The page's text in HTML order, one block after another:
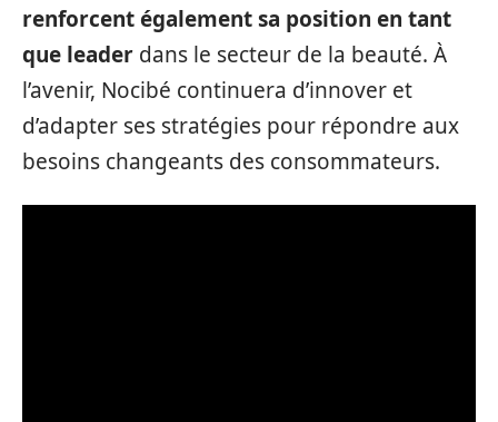
renforcent également sa position en tant
que leader dans le secteur de la beauté. À
l’avenir, Nocibé continuera d’innover et
d’adapter ses stratégies pour répondre aux
besoins changeants des consommateurs.